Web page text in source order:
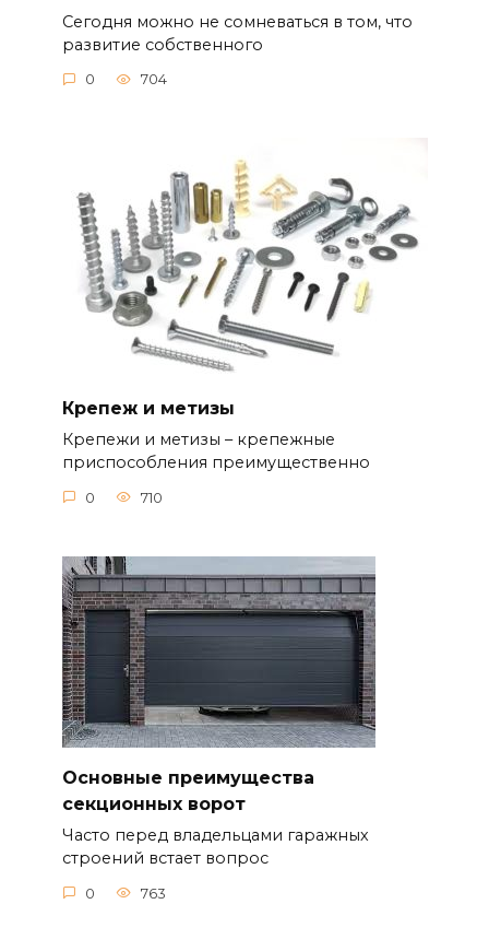
Сегодня можно не сомневаться в том, что
развитие собственного
0 704
Крепеж и метизы
Крепежи и метизы – крепежные
приспособления преимущественно
0 710
Основные преимущества
секционных ворот
Часто перед владельцами гаражных
строений встает вопрос
0 763